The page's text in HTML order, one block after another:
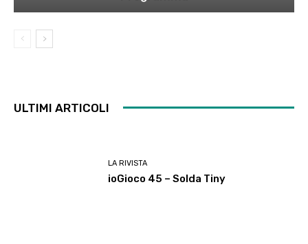
ULTIMI ARTICOLI
LA RIVISTA
ioGioco 45 – Solda Tiny